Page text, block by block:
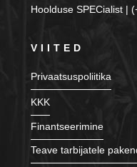
Hoolduse SPECialist |
VIITED
Privaatsuspoliitika
KKK
Finantseerimine
Teave tarbijatele